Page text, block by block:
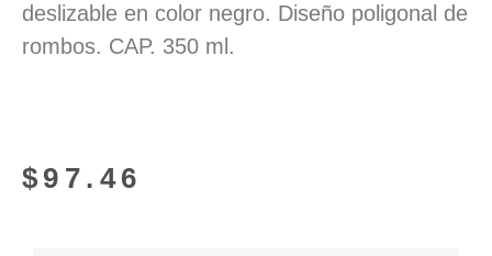
deslizable en color negro. Diseño poligonal de
rombos. CAP. 350 ml.
$ 97.46